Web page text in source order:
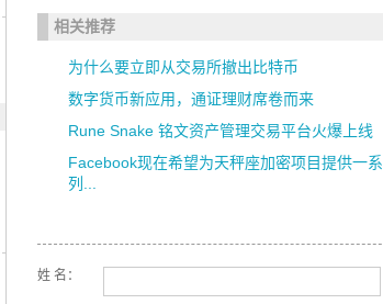
相关推荐
为什么要立即从交易所撤出比特币
数字货币新应用，通证理财席卷而来
Rune Snake 铭文资产管理交易平台火爆上线
Facebook现在希望为天秤座加密项目提供一系
列...
姓 名：